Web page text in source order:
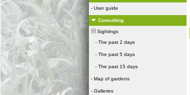
- User guide
Consulting
Sightings
- The past 2 days
- The past 5 days
- The past 15 days
- Map of gardens
- Galleries